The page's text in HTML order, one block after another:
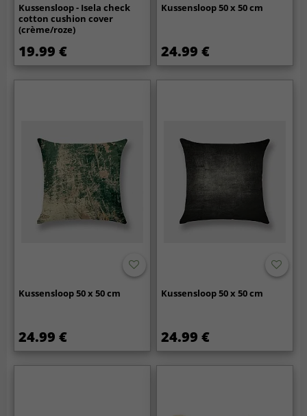
Kussensloop - Isela check
cotton cushion cover
(crème/roze)
19.99 €
Kussensloop 50 x 50 cm
24.99 €
Kussensloop 50 x 50 cm
24.99 €
Kussensloop 50 x 50 cm
24.99 €